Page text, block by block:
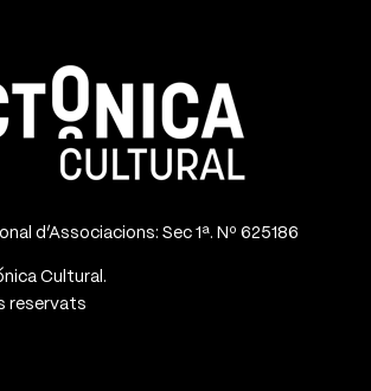
d’Associacions: Sec 1ª. Nº 625186
Cultural.
reservats